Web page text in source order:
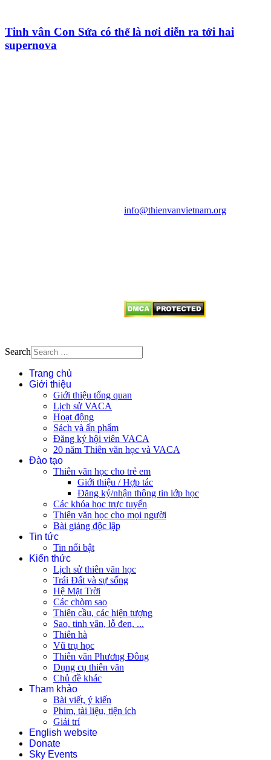
Tinh vân Con Sứa có thể là nơi diễn ra tới hai
supernova
info@thienvanvietnam.org
Search
Trang chủ
Giới thiệu
Giới thiệu tổng quan
Lịch sử VACA
Hoạt động
Sách và ấn phẩm
Đăng ký hội viên VACA
20 năm Thiên văn học và VACA
Đào tạo
Thiên văn học cho trẻ em
Giới thiệu / Hợp tác
Đăng ký/nhận thông tin lớp học
Các khóa học trực tuyến
Thiên văn học cho mọi người
Bài giảng độc lập
Tin tức
Tin nổi bật
Kiến thức
Lịch sử thiên văn học
Trái Đất và sự sống
Hệ Mặt Trời
Các chòm sao
Thiên cầu, các hiện tượng
Sao, tinh vân, lỗ đen, ...
Thiên hà
Vũ trụ học
Thiên văn Phương Đông
Dụng cụ thiên văn
Chủ đề khác
Tham khảo
Bài viết, ý kiến
Phim, tài liệu, tiện ích
Giải trí
English website
Donate
Sky Events